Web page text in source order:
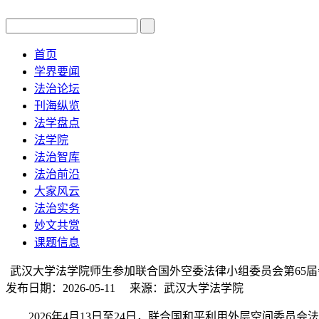
首页
学界要闻
法治论坛
刊海纵览
法学盘点
法学院
法治智库
法治前沿
大家风云
法治实务
妙文共赏
课题信息
武汉大学法学院师生参加联合国外空委法律小组委员会第65
发布日期：2026-05-11 来源：武汉大学法学院
2026年4月13日至24日，联合国和平利用外层空间委员